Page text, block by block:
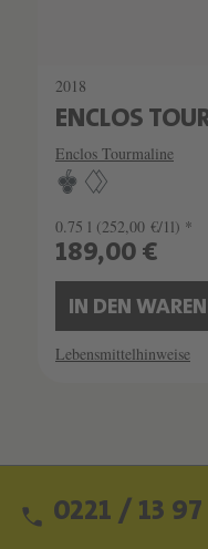
2018
ENCLOS
Enclos Tourmaline
0.75 l (252,00 €/1l) *
189,00 €
IN DEN
Lebensmittelhinweise
0221 / 13